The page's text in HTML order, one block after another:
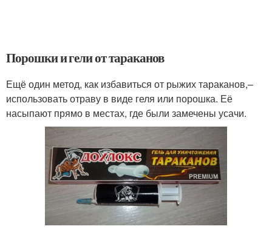
Порошки и гели от тараканов
Ещё один метод, как избавиться от рыжих тараканов,–
использовать отраву в виде геля или порошка. Её
насыпают прямо в местах, где были замечены усачи.